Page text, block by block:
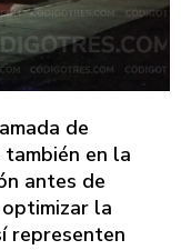
de
en la
antes de
la
representen